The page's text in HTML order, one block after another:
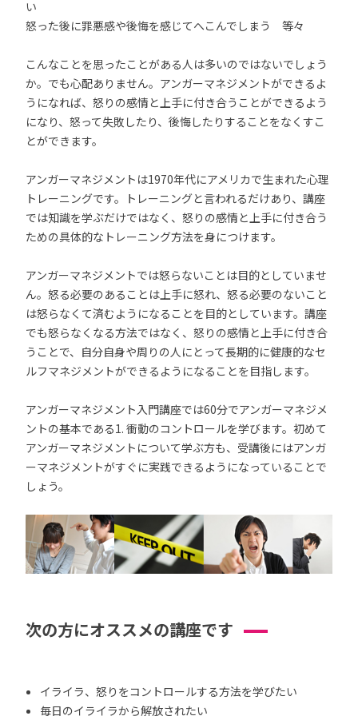
い
怒った後に罪悪感や後悔を感じてへこんでしまう 等々
こんなことを思ったことがある人は多いのではないでしょう
か。でも心配ありません。アンガーマネジメントができるよ
うになれば、怒りの感情と上手に付き合うことができるよう
になり、怒って失敗したり、後悔したりすることをなくすこ
とができます。
アンガーマネジメントは1970年代にアメリカで生まれた心理
トレーニングです。トレーニングと言われるだけあり、講座
では知識を学ぶだけではなく、怒りの感情と上手に付き合う
ための具体的なトレーニング方法を身につけます。
アンガーマネジメントでは怒らないことは目的としていませ
ん。怒る必要のあることは上手に怒れ、怒る必要のないこと
は怒らなくて済むようになることを目的としています。講座
でも怒らなくなる方法ではなく、怒りの感情と上手に付き合
うことで、自分自身や周りの人にとって長期的に健康的なセ
ルフマネジメントができるようになることを目指します。
アンガーマネジメント入門講座では60分でアンガーマネジメ
ントの基本である1. 衝動のコントロールを学びます。初めて
アンガーマネジメントについて学ぶ方も、受講後にはアンガ
ーマネジメントがすぐに実践できるようになっていることで
しょう。
次の方にオススメの講座です
イライラ、怒りをコントロールする方法を学びたい
毎日のイライラから解放されたい